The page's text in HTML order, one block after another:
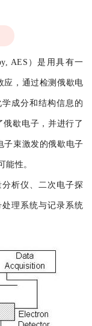
AES）是用具有一
应，通过检测俄歇电
成分和结构信息的
俄歇电子，并进行了
子束激发的俄歇电子
能性。
析仪、二次电子探
理系统与记录系统